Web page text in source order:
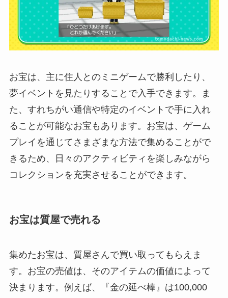
お宝は、主に住人とのミニゲームで勝利したり、
夢イベントを見たりすることで入手できます。ま
た、すれちがい通信や特定のイベントで手に入れ
ることが可能なお宝もあります。お宝は、ゲーム
プレイを通じてさまざまな方法で集めることがで
きるため、日々のアクティビティを楽しみながら
コレクションを充実させることができます。
お宝は質屋で売れる
集めたお宝は、質屋さんで買い取ってもらえま
す。お宝の売値は、そのアイテムの価値によって
決まります。例えば、『金の延べ棒』は100,000